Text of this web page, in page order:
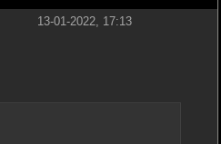
13-01-2022, 17:13